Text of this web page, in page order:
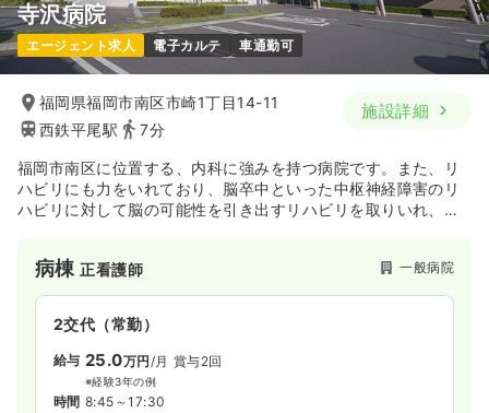
寺沢病院
エージェント求人 電子カルテ 車通勤可
福岡県福岡市南区市崎1丁目14-11
西鉄平尾駅
7分
施設詳細
福岡市南区に位置する、内科に強みを持つ病院です。また、リ
ハビリにも力をいれており、脳卒中といった中枢神経障害のリ
ハビリに対して脳の可能性を引き出すリハビリを取りいれ、よ
病棟正看護師 一般病院
2交代（常勤）
給与 25.0万円 /月 賞与2回
※経験3年の例
時間 8:45～17:30